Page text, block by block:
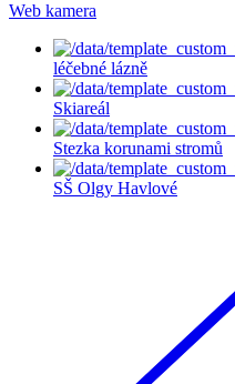
Web kamera
léčebné lázně
Skiareál
Stezka korunami stromů
SŠ Olgy Havlové